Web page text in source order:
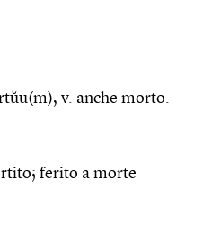
v. anche morto.
ferito a morte